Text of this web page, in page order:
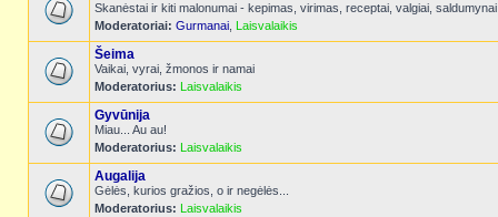
Skanėstai ir kiti malonumai - kepimas, virimas, receptai, valgiai,
Moderatoriai: Gurmanai Laisvalaikis
Šeima
Vaikai, vyrai, žmonos ir namai
Moderatorius: Laisvalaikis
Gyvūnija
Miau... Au au!
Moderatorius: Laisvalaikis
Augalija
Gėlės, kurios gražios, o ir negėlės...
Moderatorius: Laisvalaikis